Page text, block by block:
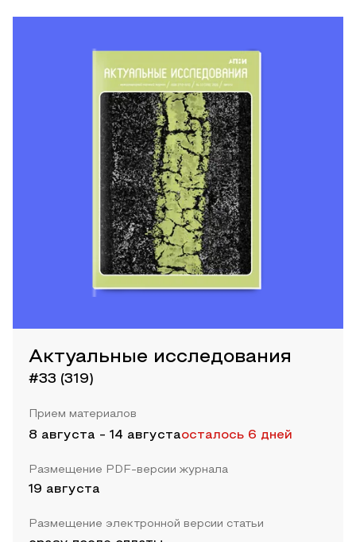
Актуальные исследования
#33 (319)
Прием материалов
8 августа - 14 августаосталось 6 дней
Размещение PDF-версии журнала
19 августа
Размещение электронной версии статьи